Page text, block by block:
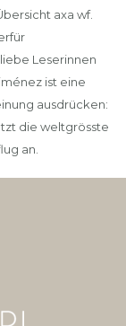
axa wf.
Leserinnen
ist eine
ausdrücken:
die weltgrösste
an.